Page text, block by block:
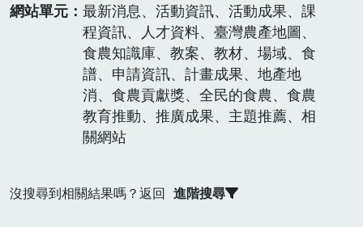
網站單元
最新消息、活動資訊、活動成果、課
程資訊、人才資料、臺灣農產地圖、
食農知識庫、教案、教材、場域、食
譜、申請資訊、計畫成果、地產地
消、食農貢獻獎、全民的食農、食農
教育推動、推廣成果、主題推薦、相
關網站
沒搜尋到相關結果嗎？返回 進階搜尋